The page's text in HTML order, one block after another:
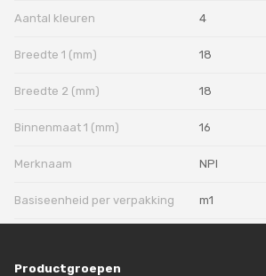
Aantal kleuren 4
Breedte 1 (mm) 18
Breedte 2 (mm) 18
Binnenmaat 1 (mm) 16
Merknaam NPI
Basiseenheid per verpakking m1
Productgroepen